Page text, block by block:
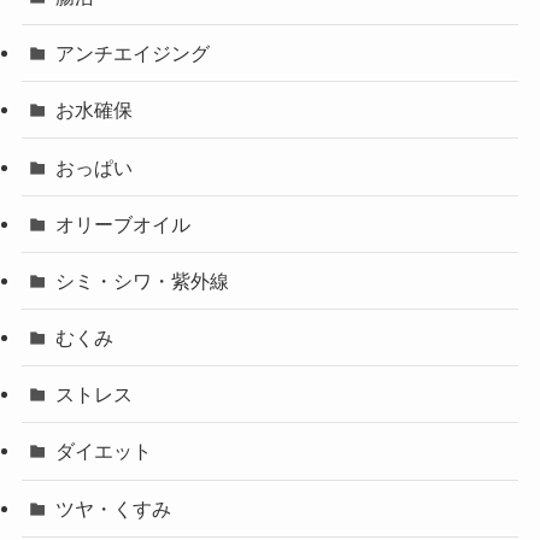
アンチエイジング
お水確保
おっぱい
オリーブオイル
シミ・シワ・紫外線
むくみ
ストレス
ダイエット
ツヤ・くすみ